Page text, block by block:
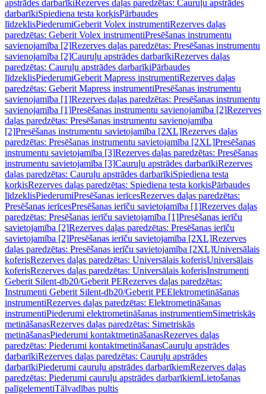
apstrādes darbarīkiRezerves daļas paredzētas: Cauruļu apstrādes
darbarīkiSpiediena testa korķisPārbaudes
līdzeklisPiederumiGeberit Volex instrumentiRezerves daļas
paredzētas: Geberit Volex instrumentiPresēšanas instrumentu
savienojamība [2]Rezerves daļas paredzētas: Presēšanas instrumentu
savienojamība [2]Cauruļu apstrādes darbarīkiRezerves daļas
paredzētas: Cauruļu apstrādes darbarīkiPārbaudes
līdzeklisPiederumiGeberit Mapress instrumentiRezerves daļas
paredzētas: Geberit Mapress instrumentiPresēšanas instrumentu
savienojamība [1]Rezerves daļas paredzētas: Presēšanas instrumentu
savienojamība [1]Presēšanas instrumentu savienojamība [2]Rezerves
daļas paredzētas: Presēšanas instrumentu savienojamība
[2]Presēšanas instrumentu savietojamība [2XL]Rezerves daļas
paredzētas: Presēšanas instrumentu savietojamība [2XL]Presēšanas
instrumentu savietojamība [3]Rezerves daļas paredzētas: Presēšanas
instrumentu savietojamība [3]Cauruļu apstrādes darbarīkiRezerves
daļas paredzētas: Cauruļu apstrādes darbarīkiSpiediena testa
korķisRezerves daļas paredzētas: Spiediena testa korķisPārbaudes
līdzeklisPiederumiPresēšanas ierīcesRezerves daļas paredzētas:
Presēšanas ierīcesPresēšanas ierīču savietojamība [1]Rezerves daļas
paredzētas: Presēšanas ierīču savietojamība [1]Presēšanas ierīču
savietojamība [2]Rezerves daļas paredzētas: Presēšanas ierīču
savietojamība [2]Presēšanas ierīču savietojamība [2XL]Rezerves
daļas paredzētas: Presēšanas ierīču savietojamība [2XL]Universālais
koferisRezerves daļas paredzētas: Universālais koferisUniversālais
koferisRezerves daļas paredzētas: Universālais koferisInstrumenti
Geberit Silent-db20/Geberit PERezerves daļas paredzētas:
Instrumenti Geberit Silent-db20/Geberit PEElektrometināšanas
instrumentiRezerves daļas paredzētas: Elektrometināšanas
instrumentiPiederumi elektrometināšanas instrumentiemSimetriskās
metināšanasRezerves daļas paredzētas: Simetriskās
metināšanasPiederumi kontaktmetināšanasRezerves daļas
paredzētas: Piederumi kontaktmetināšanasCauruļu apstrādes
darbarīkiRezerves daļas paredzētas: Cauruļu apstrādes
darbarīkiPiederumi cauruļu apstrādes darbarīkiemRezerves daļas
paredzētas: Piederumi cauruļu apstrādes darbarīkiemLietošanas
palīgelementiTālvadības pultis